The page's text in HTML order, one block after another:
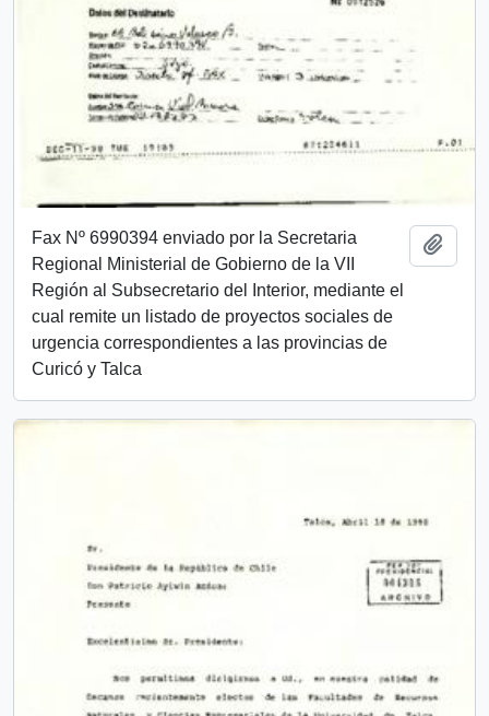
Fax Nº 6990394 enviado por la Secretaria
Regional Ministerial de Gobierno de la VII
Región al Subsecretario del Interior, mediante el
cual remite un listado de proyectos sociales de
urgencia correspondientes a las provincias de
Curicó y Talca